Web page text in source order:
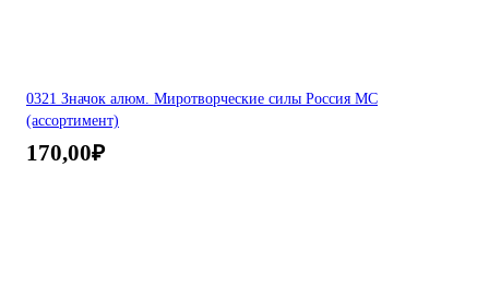
0321 Значок алюм. Миротворческие силы Россия МС
(ассортимент)
170,00₽